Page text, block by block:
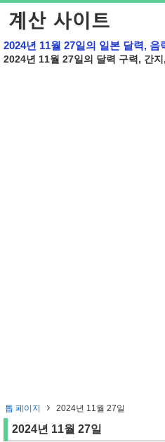
2024년 11월 27일의 일본 달력, 음
2024년 11월 27일의 달력 구력, 간
톱 페이지 2024년 11월 27일
2024년 11월 27일